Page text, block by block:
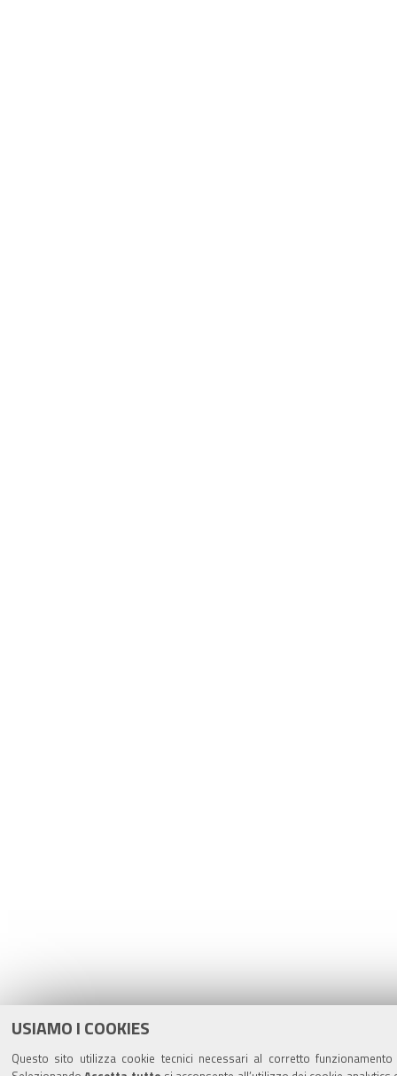
USIAMO I COOKIES
Questo sito utilizza cookie tecnici necessari al corretto